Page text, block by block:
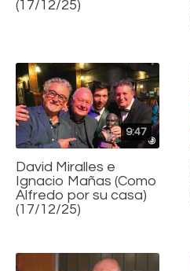
(17/12/25)
9:47
David Miralles e
Ignacio Mañas (Como
Alfredo por su casa)
(17/12/25)